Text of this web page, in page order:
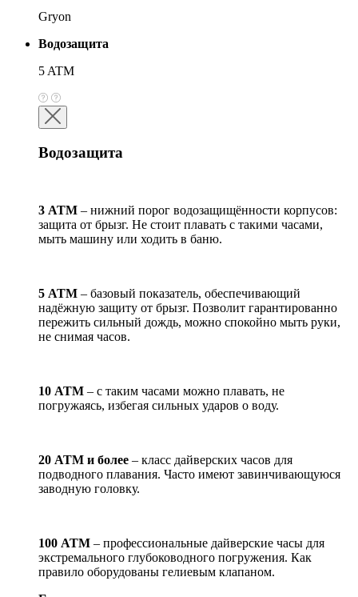
Gryon
Водозащита
5 ATM
Водозащита
3 АТМ – нижний порог водозащищённости корпусов:
защита от брызг. Не стоит плавать с такими часами,
мыть машину или ходить в баню.
5 АТМ – базовый показатель, обеспечивающий
надёжную защиту от брызг. Позволит гарантированно
пережить сильный дождь, можно спокойно мыть руки,
не снимая часов.
10 АТМ – с таким часами можно плавать, не
погружаясь, избегая сильных ударов о воду.
20 АТМ и более – класс дайверских часов для
подводного плавания. Часто имеют завинчивающуюся
заводную головку.
100 АТМ – профессиональные дайверские часы для
экстремального глубоководного погружения. Как
правило оборудованы гелиевым клапаном.